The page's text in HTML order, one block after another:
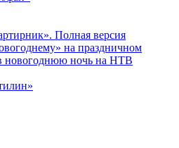
Полная версия
на праздничном
новогоднюю ночь на НТВ